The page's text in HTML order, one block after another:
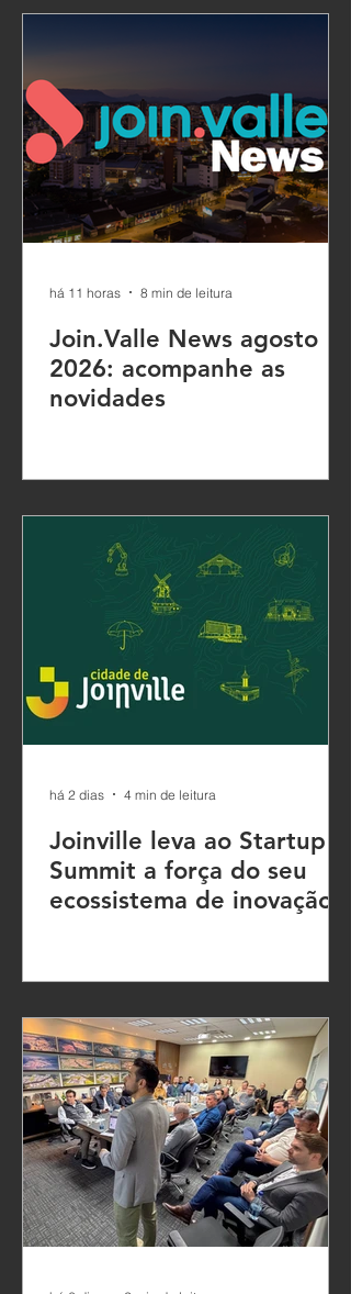
Join.Valle News agosto
2026: acompanhe as
novidades
há 11 horas 8 min de leitura
Joinville leva ao Startup
Summit a força do seu
ecossistema de inovação
há 2 dias 4 min de leitura